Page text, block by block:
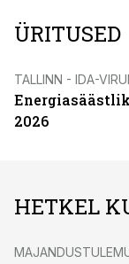
ÜRITUSED
TALLINN - IDA-
2026
HETKEL